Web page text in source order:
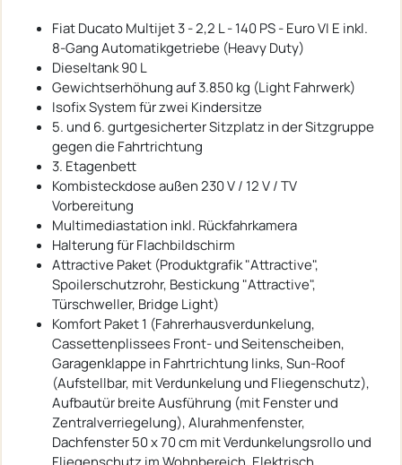
Fiat Ducato Multijet 3 - 2,2 L - 140 PS - Euro VI E inkl.
8-Gang Automatikgetriebe (Heavy Duty)
Dieseltank 90 L
Gewichtserhöhung auf 3.850 kg (Light Fahrwerk)
Isofix System für zwei Kindersitze
5. und 6. gurtgesicherter Sitzplatz in der Sitzgruppe
gegen die Fahrtrichtung
3. Etagenbett
Kombisteckdose außen 230 V / 12 V / TV
Vorbereitung
Multimediastation inkl. Rückfahrkamera
Halterung für Flachbildschirm
Attractive Paket (Produktgrafik "Attractive",
Spoilerschutzrohr, Bestickung "Attractive",
Türschweller, Bridge Light)
Komfort Paket 1 (Fahrerhausverdunkelung,
Cassettenplissees Front- und Seitenscheiben,
Garagenklappe in Fahrtrichtung links, Sun-Roof
(Aufstellbar, mit Verdunkelung und Fliegenschutz),
Aufbautür breite Ausführung (mit Fenster und
Zentralverriegelung), Alurahmenfenster,
Dachfenster 50 x 70 cm mit Verdunkelungsrollo und